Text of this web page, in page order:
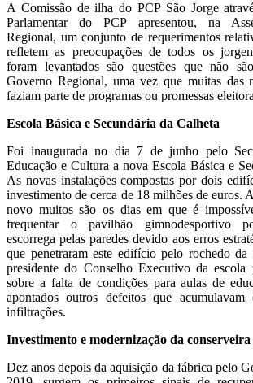
A Comissão de ilha do PCP São Jorge
Parlamentar do PCP apresentou, na
Regional, um conjunto de requerimentos
refletem as preocupações de todos os
foram levantados são questões que não
Governo Regional, uma vez que muitas das
faziam parte de programas ou promessas
Escola Básica e Secundária da Calheta
Foi inaugurada no dia 7 de junho pelo
Educação e Cultura a nova Escola Básica e
As novas instalações compostas por dois
investimento de cerca de 18 milhões de euros.
novo muitos são os dias em que é
frequentar o pavilhão gimnodesportivo
escorrega pelas paredes devido aos erros
que penetraram este edifício pelo rochedo
presidente do Conselho Executivo da escola
sobre a falta de condições para aulas de
apontados outros defeitos que
infiltrações.
Investimento e modernização da
Dez anos depois da aquisição da fábrica pelo